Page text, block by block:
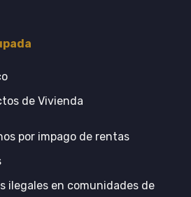
de Vivienda
por impago de rentas
ilegales en comunidades de